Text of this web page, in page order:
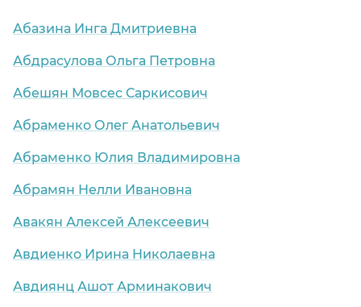
Абазина Инга Дмитриевна
Абдрасулова Ольга Петровна
Абешян Мовсес Саркисович
Абраменко Олег Анатольевич
Абраменко Юлия Владимировна
Абрамян Нелли Ивановна
Авакян Алексей Алексеевич
Авдиенко Ирина Николаевна
Авдиянц Ашот Арминакович